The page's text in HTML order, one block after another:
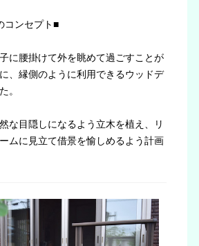
コンセプト■
に腰掛けて外を眺めて過ごすことが
、縁側のように利用できるウッドデ
。
な目隠しになるよう立木を植え、リ
ムに見立て借景を愉しめるよう計画